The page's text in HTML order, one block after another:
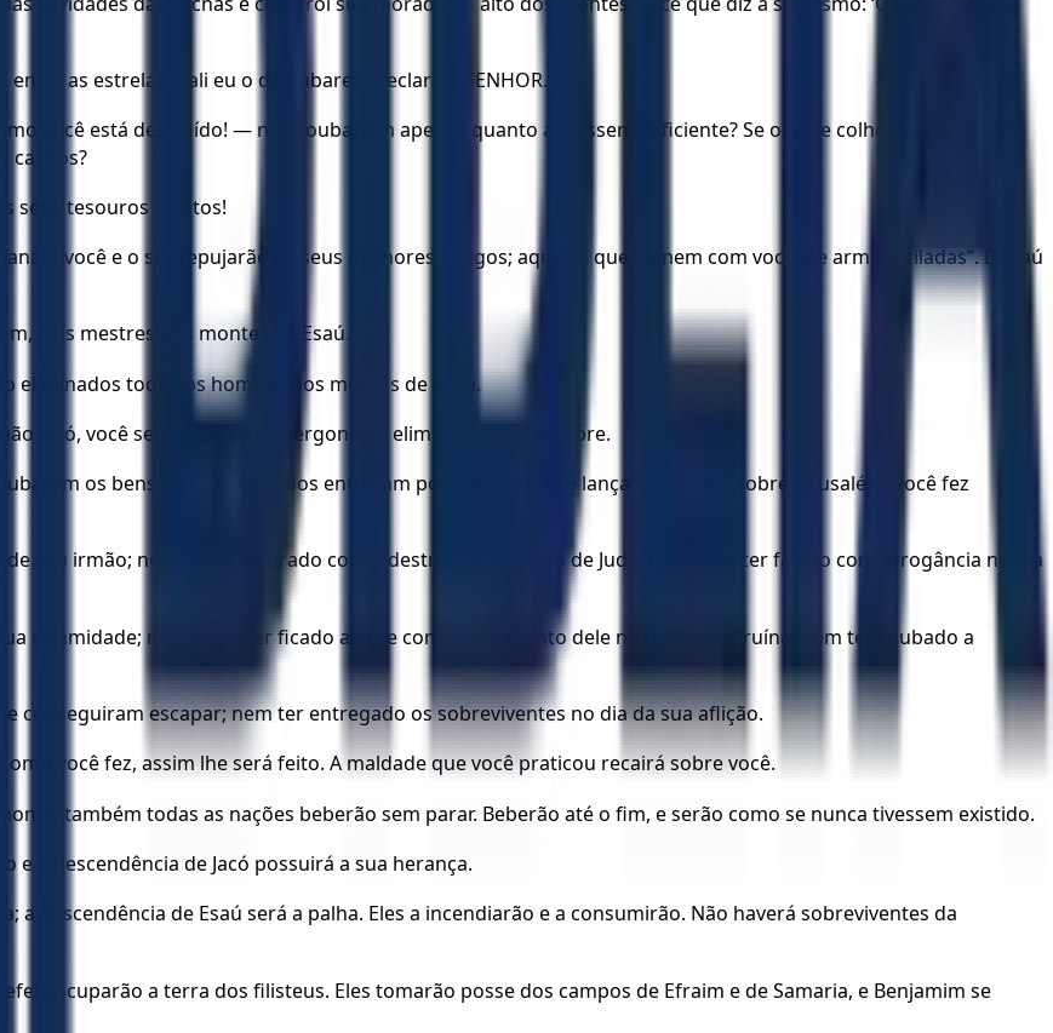
as estrelas, dali eu o derrubarei”, declara o SENHOR.
você está destruído! — não roubariam apenas quanto achassem suficiente? Se os que colhem uvas
cachos?
seus tesouros ocultos!
você e o sobrepujarão os seus melhores amigos; aqueles que comem com você lhe armam ciladas”. E Esaú
e os mestres dos montes de Esaú.
eliminados todos os homens dos montes de Esaú.
Jacó, você será coberto de vergonha e eliminado para sempre.
os bens dele, e estranhos entraram por suas portas e lançaram sortes sobre Jerusalém, você fez
de seu irmão; nem ter se alegrado com a destruição do povo de Judá; não devia ter falado com arrogância no dia
calamidade; nem devia ter ficado alegre com o sofrimento dele no dia da sua ruína; nem ter roubado a
conseguiram escapar; nem ter entregado os sobreviventes no dia da sua aflição.
você fez, assim lhe será feito. A maldade que você praticou recairá sobre você.
também todas as nações beberão sem parar. Beberão até o fim, e serão como se nunca tivessem existido.
e a descendência de Jacó possuirá a sua herança.
a descendência de Esaú será a palha. Eles a incendiarão e a consumirão. Não haverá sobreviventes da
ocuparão a terra dos filisteus. Eles tomarão posse dos campos de Efraim e de Samaria, e Benjamim se